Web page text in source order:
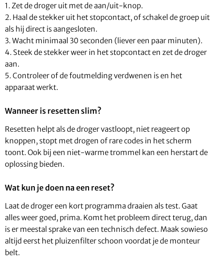
1. Zet de droger uit met de aan/uit-knop.
2. Haal de stekker uit het stopcontact, of schakel de groep uit
als hij direct is aangesloten.
3. Wacht minimaal 30 seconden (liever een paar minuten).
4. Steek de stekker weer in het stopcontact en zet de droger
aan.
5. Controleer of de foutmelding verdwenen is en het
apparaat werkt.
Wanneer is resetten slim?
Resetten helpt als de droger vastloopt, niet reageert op
knoppen, stopt met drogen of rare codes in het scherm
toont. Ook bij een niet-warme trommel kan een herstart de
oplossing bieden.
Wat kun je doen na een reset?
Laat de droger een kort programma draaien als test. Gaat
alles weer goed, prima. Komt het probleem direct terug, dan
is er meestal sprake van een technisch defect. Maak sowieso
altijd eerst het pluizenfilter schoon voordat je de monteur
belt.